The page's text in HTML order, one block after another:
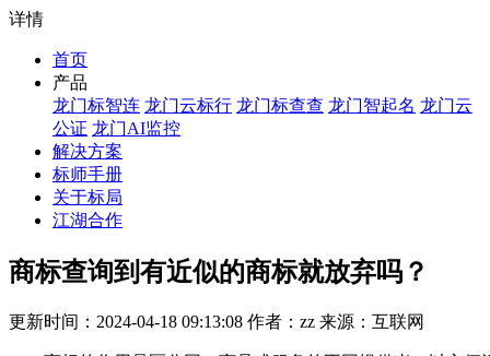
详情
首页
产品
龙门标智连 龙门云标行 龙门标查查 龙门智起名 龙门云
公证 龙门AI监控
解决方案
标师手册
关于标局
江湖合作
商标查询到有近似的商标就放弃吗？
更新时间：2024-04-18 09:13:08 作者：zz 来源：互联网